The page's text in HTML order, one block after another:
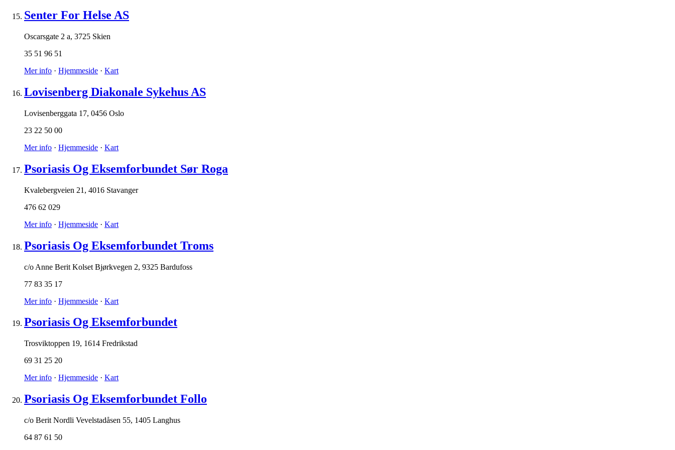
Senter For Helse AS
Oscarsgate 2 a, 3725 Skien
35 51 96 51
Mer info · Hjemmeside · Kart
Lovisenberg Diakonale Sykehus AS
Lovisenberggata 17, 0456 Oslo
23 22 50 00
Mer info · Hjemmeside · Kart
Psoriasis Og Eksemforbundet Sør Roga
Kvalebergveien 21 , 4016 Stavanger
476 62 029
Mer info · Hjemmeside · Kart
Psoriasis Og Eksemforbundet Troms
c/o Anne Berit Kolset Bjørkvegen 2, 9325 Bardufoss
77 83 35 17
Mer info · Hjemmeside · Kart
Psoriasis Og Eksemforbundet
Trosviktoppen 19, 1614 Fredrikstad
69 31 25 20
Mer info · Hjemmeside · Kart
Psoriasis Og Eksemforbundet Follo
c/o Berit Nordli Vevelstadåsen 55, 1405 Langhus
64 87 61 50